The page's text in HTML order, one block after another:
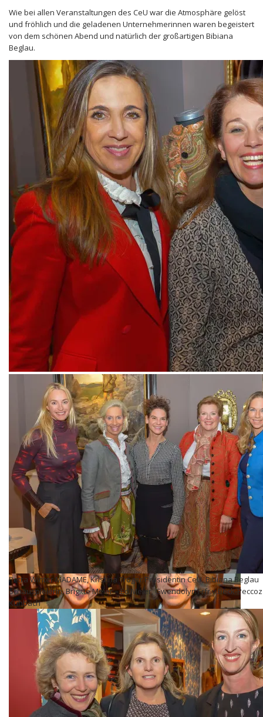
Wie bei allen Veranstaltungen des CeU war die Atmosphäre gelöst
und fröhlich und die geladenen Unternehmerinnen waren begeistert
von dem schönen Abend und natürlich der großartigen Bibiana
Beglau.
Petra Winter MADAME, Kristina Tröger Präsidentin CeU, Bibiana Beglau
Schauspielerin, Brigitte Meier – Ed.Meier, Gwendolyn Frfr.v.Beck-
Kühbach